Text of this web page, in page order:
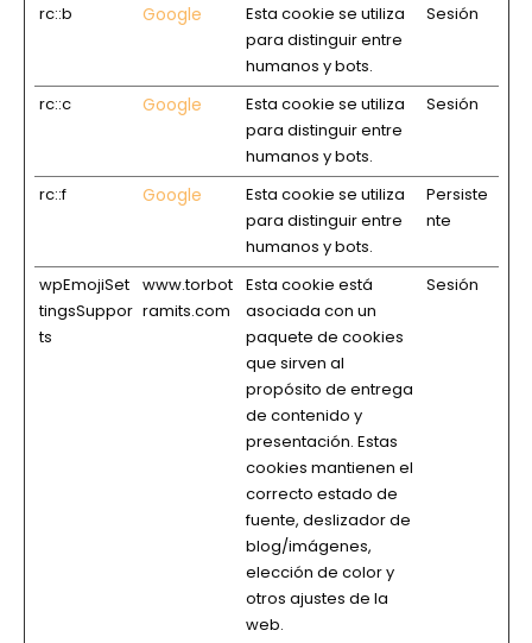
rc::b Google
Esta cookie se utiliza
para distinguir entre
humanos y bots.
Sesión
rc::c Google
Esta cookie se utiliza
para distinguir entre
humanos y bots.
Sesión
rc::f Google
Esta cookie se utiliza
para distinguir entre
humanos y bots.
Persiste
nte
wpEmojiSet
tingsSuppor
ts
www.torbot
ramits.com
Esta cookie está
asociada con un
paquete de cookies
que sirven al
propósito de entrega
de contenido y
presentación. Estas
cookies mantienen el
correcto estado de
fuente, deslizador de
blog/imágenes,
elección de color y
otros ajustes de la
web.
Sesión